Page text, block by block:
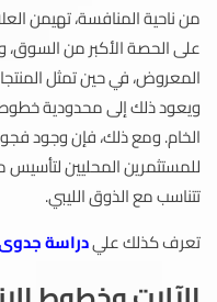
من ناحية المنافسة، تهيمن
على الحصة الأكبر من
المعروض، في حين تمثل
ويعود ذلك إلى محدودية خطوط
الخام. ومع ذلك، فإن وجود
للمستثمرين المحليين لتأسيس
تتناسب مع الذوق الليبي.
تعرف كذلك عليدراسة